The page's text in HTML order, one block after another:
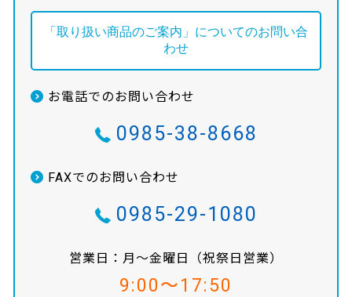
「取り扱い商品のご案内」についてのお問い合
わせ
お電話でのお問い合わせ
0985-38-8668
FAXでのお問い合わせ
0985-29-1080
営業日：月〜金曜日（祝祭日営業）
9:00〜17:50